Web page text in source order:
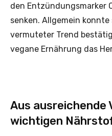
den Entzündungsmarker
senken. Allgemein
vermuteter Trend
vegane Ernährung das
Aus ausreichende
wichtigen